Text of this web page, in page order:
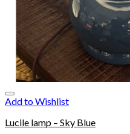
Add to Wishlist
Lucile lamp – Sky Blue